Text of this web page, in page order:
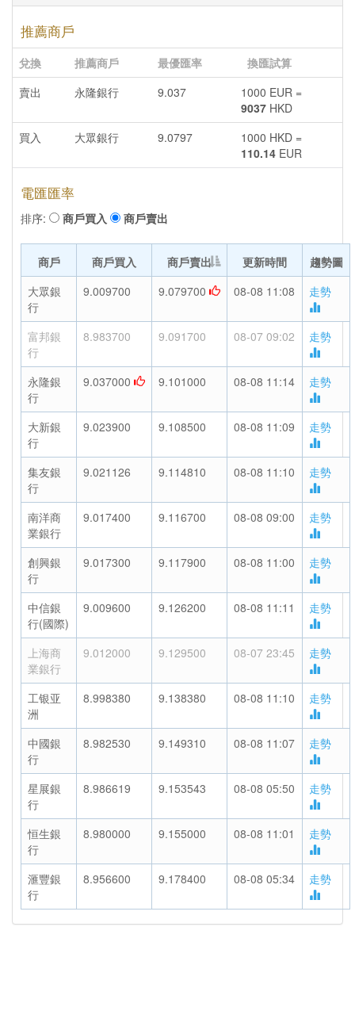
推薦商戶
兌換 推薦商戶 最優匯率
換匯試算
賣出
永隆銀行 9.037
1000 EUR =
9037 HKD
買入
大眾銀行 9.0797
1000 HKD =
110.14 EUR
電匯匯率
排序: 商戶買入 商戶賣出
商戶 商戶買入 商戶賣出 更新時間
趨勢圖
大眾銀
行
9.009700 9.079700 08-08 11:08 走勢
富邦銀
行
8.983700 9.091700 08-07 09:02 走勢
永隆銀
行
9.037000 9.101000 08-08 11:14 走勢
大新銀
行
9.023900 9.108500 08-08 11:09 走勢
集友銀
行
9.021126 9.114810 08-08 11:10 走勢
南洋商
業銀行
9.017400 9.116700 08-08 09:00 走勢
創興銀
行
9.017300 9.117900 08-08 11:00 走勢
中信銀
行(國際)
9.009600 9.126200 08-08 11:11 走勢
上海商
業銀行
9.012000 9.129500 08-07 23:45 走勢
工银亚
洲
8.998380 9.138380 08-08 11:10 走勢
中國銀
行
8.982530 9.149310 08-08 11:07 走勢
星展銀
行
8.986619 9.153543 08-08 05:50 走勢
恒生銀
行
8.980000 9.155000 08-08 11:01 走勢
滙豐銀
行
8.956600 9.178400 08-08 05:34 走勢